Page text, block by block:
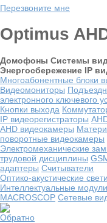
Перезвоните мне
Optimus
Домофоны Системы
Энергосбережение IP
Многоабонентные блоки
Видеомониторы
электронного ключевого
Кнопки выхода
IP видеорегистраторы
AHD видеокамеры
поворотные видеокамеры
Электромеханические
трудовой дисциплины
адаптеры Считыватели
Оптико-акустические
Интеллектуальные модули
MACROSCOP Сетевые
Обратно